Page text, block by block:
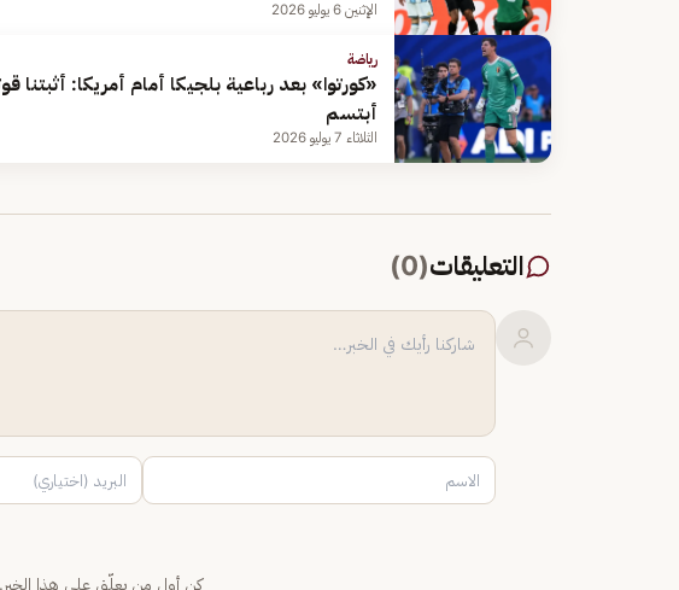
الإثنين 6 يوليو 2026
رياضة
«كورتوا» بعد رباعية بلجيكا أمام أمريكا:
أبتسم
الثلاثاء 7 يوليو 2026
التعليقات(
0
)
كن أول من يعلّق على هذا الخبر.